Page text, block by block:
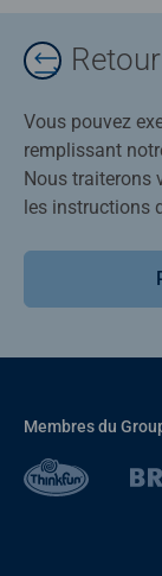
Vous pouvez
remplissant
Nous traiterons
les instructions
Membres du